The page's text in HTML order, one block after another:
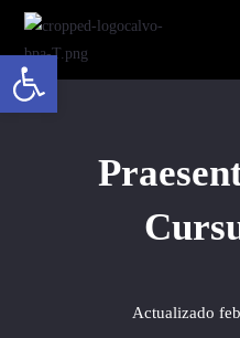
Actualizado
Abrir barra de herramientas